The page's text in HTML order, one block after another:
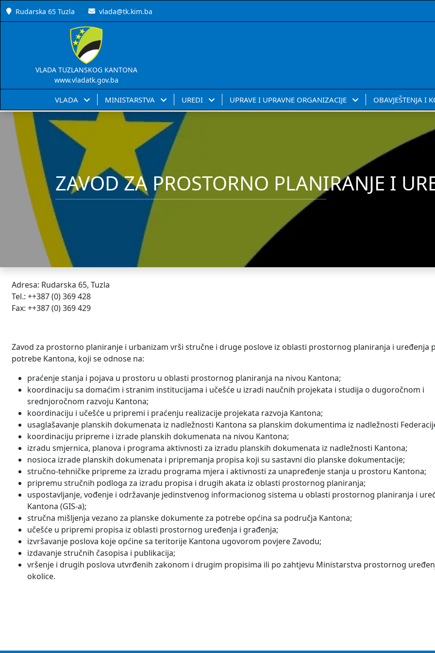
Rudarska 65 Tuzla vlada@tk.kim.ba
VLADA TUZLANSKOG KANTONA
www.vladatk.gov.ba
VLADA MINISTARSTVA UREDI UPRAVE I UPRAVNE ORGANIZACIJE OBAVJEŠTENJA I
ZAVOD ZA PROSTORNO PLANIRANJE I
Adresa: Rudarska 65, Tuzla
Tel.: ++387 (0) 369 428
Fax: ++387 (0) 369 429
Zavod za prostorno planiranje i urbanizam vrši stručne i druge poslove iz oblasti prostornog planiranja i uređenja
potrebe Kantona, koji se odnose na:
praćenje stanja i pojava u prostoru u oblasti prostornog planiranja na nivou Kantona;
koordinaciju sa domaćim i stranim institucijama i učešće u izradi naučnih projekata i studija o dugoročnom i
srednjoročnom razvoju Kantona;
koordinaciju i učešće u pripremi i praćenju realizacije projekata razvoja Kantona;
usaglašavanje planskih dokumenata iz nadležnosti Kantona sa planskim dokumentima iz nadležnosti
koordinaciju pripreme i izrade planskih dokumenata na nivou Kantona;
izradu smjernica, planova i programa aktivnosti za izradu planskih dokumenata iz nadležnosti Kantona;
nosioca izrade planskih dokumenata i pripremanja propisa koji su sastavni dio planske dokumentacije;
stručno-tehničke pripreme za izradu programa mjera i aktivnosti za unapređenje stanja u prostoru Kantona;
pripremu stručnih podloga za izradu propisa i drugih akata iz oblasti prostornog planiranja;
uspostavljanje, vođenje i održavanje jedinstvenog informacionog sistema u oblasti prostornog planiranja i
Kantona (GIS-a);
stručna mišljenja vezano za planske dokumente za potrebe općina sa područja Kantona;
učešće u pripremi propisa iz oblasti prostornog uređenja i građenja;
izvršavanje poslova koje općine sa teritorije Kantona ugovorom povjere Zavodu;
izdavanje stručnih časopisa i publikacija;
vršenje i drugih poslova utvrđenih zakonom i drugim propisima ili po zahtjevu Ministarstva prostornog
okolice.